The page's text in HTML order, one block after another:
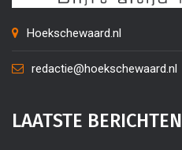
Hoekschewaard.nl
redactie@hoekschewaard.nl
LAATSTE BERICHTEN